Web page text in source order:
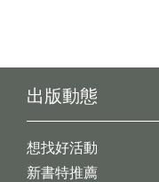
出版動態
想找好活動
新書特推薦